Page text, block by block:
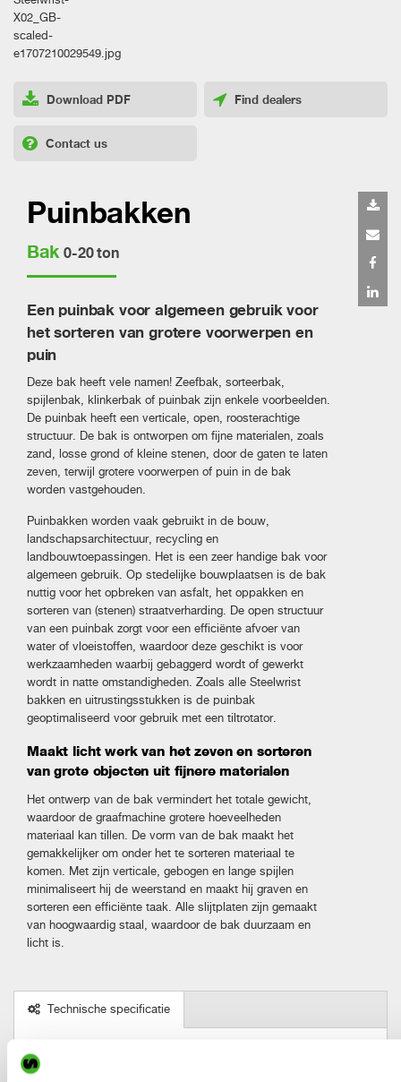
Download PDF Find dealers
Contact us
Puinbakken
Bak0-20 ton
Een puinbak voor algemeen gebruik voor
het sorteren van grotere voorwerpen en
puin
Deze bak heeft vele namen! Zeefbak, sorteerbak,
spijlenbak, klinkerbak of puinbak zijn enkele voorbeelden.
De puinbak heeft een verticale, open, roosterachtige
structuur. De bak is ontworpen om fijne materialen, zoals
zand, losse grond of kleine stenen, door de gaten te laten
zeven, terwijl grotere voorwerpen of puin in de bak
worden vastgehouden.
Puinbakken worden vaak gebruikt in de bouw,
landschapsarchitectuur, recycling en
landbouwtoepassingen. Het is een zeer handige bak voor
algemeen gebruik. Op stedelijke bouwplaatsen is de bak
nuttig voor het opbreken van asfalt, het oppakken en
sorteren van (stenen) straatverharding. De open structuur
van een puinbak zorgt voor een efficiënte afvoer van
water of vloeistoffen, waardoor deze geschikt is voor
werkzaamheden waarbij gebaggerd wordt of gewerkt
wordt in natte omstandigheden. Zoals alle Steelwrist
bakken en uitrustingsstukken is de puinbak
geoptimaliseerd voor gebruik met een tiltrotator.
Maakt licht werk van het zeven en sorteren
van grote objecten uit fijnere materialen
Het ontwerp van de bak vermindert het totale gewicht,
waardoor de graafmachine grotere hoeveelheden
materiaal kan tillen. De vorm van de bak maakt het
gemakkelijker om onder het te sorteren materiaal te
komen. Met zijn verticale, gebogen en lange spijlen
minimaliseert hij de weerstand en maakt hij graven en
sorteren een efficiënte taak. Alle slijtplaten zijn gemaakt
van hoogwaardig staal, waardoor de bak duurzaam en
licht is.
Technische specificatie